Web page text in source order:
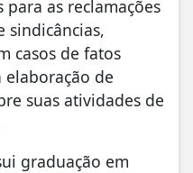
para as reclamações
sindicâncias,
casos de fatos
elaboração de
suas atividades de
graduação em